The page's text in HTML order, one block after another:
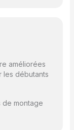
améliorées
les débutants
montage